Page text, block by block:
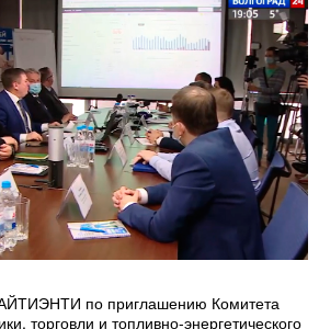
по приглашению Комитета
торговли и топливно-энергетического